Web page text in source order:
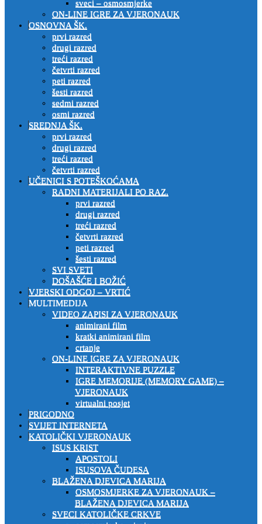
sveci – osmosmjerke
ON-LINE IGRE ZA VJERONAUK
OSNOVNA ŠK.
prvi razred
drugi razred
treći razred
četvrti razred
peti razred
šesti razred
sedmi razred
osmi razred
SREDNJA ŠK.
prvi razred
drugi razred
treći razred
četvrti razred
UČENICI S POTEŠKOĆAMA
RADNI MATERIJALI PO RAZ.
prvi razred
drugi razred
treći razred
četvrti razred
peti razred
šesti razred
SVI SVETI
DOŠAŠĆE I BOŽIĆ
VJERSKI ODGOJ – VRTIĆ
MULTIMEDIJA
VIDEO ZAPISI ZA VJERONAUK
animirani film
kratki animirani film
crtanje
ON-LINE IGRE ZA VJERONAUK
INTERAKTIVNE PUZZLE
IGRE MEMORIJE (MEMORY GAME) –
VJERONAUK
virtualni posjet
PRIGODNO
SVIJET INTERNETA
KATOLIČKI VJERONAUK
ISUS KRIST
APOSTOLI
ISUSOVA ČUDESA
BLAŽENA DJEVICA MARIJA
OSMOSMJERKE ZA VJERONAUK –
BLAŽENA DJEVICA MARIJA
SVECI KATOLIČKE CRKVE